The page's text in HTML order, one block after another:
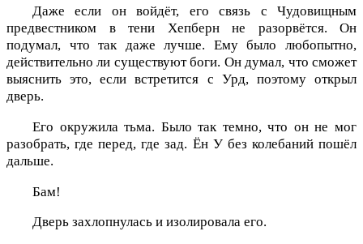
Даже если он войдёт, его связь с Чудовищным
предвестником в тени Хепберн не разорвётся. Он
подумал, что так даже лучше. Ему было любопытно,
действительно ли существуют боги. Он думал, что сможет
выяснить это, если встретится с Урд, поэтому открыл
дверь.
Его окружила тьма. Было так темно, что он не мог
разобрать, где перед, где зад. Ён У без колебаний пошёл
дальше.
Бам!
Дверь захлопнулась и изолировала его.